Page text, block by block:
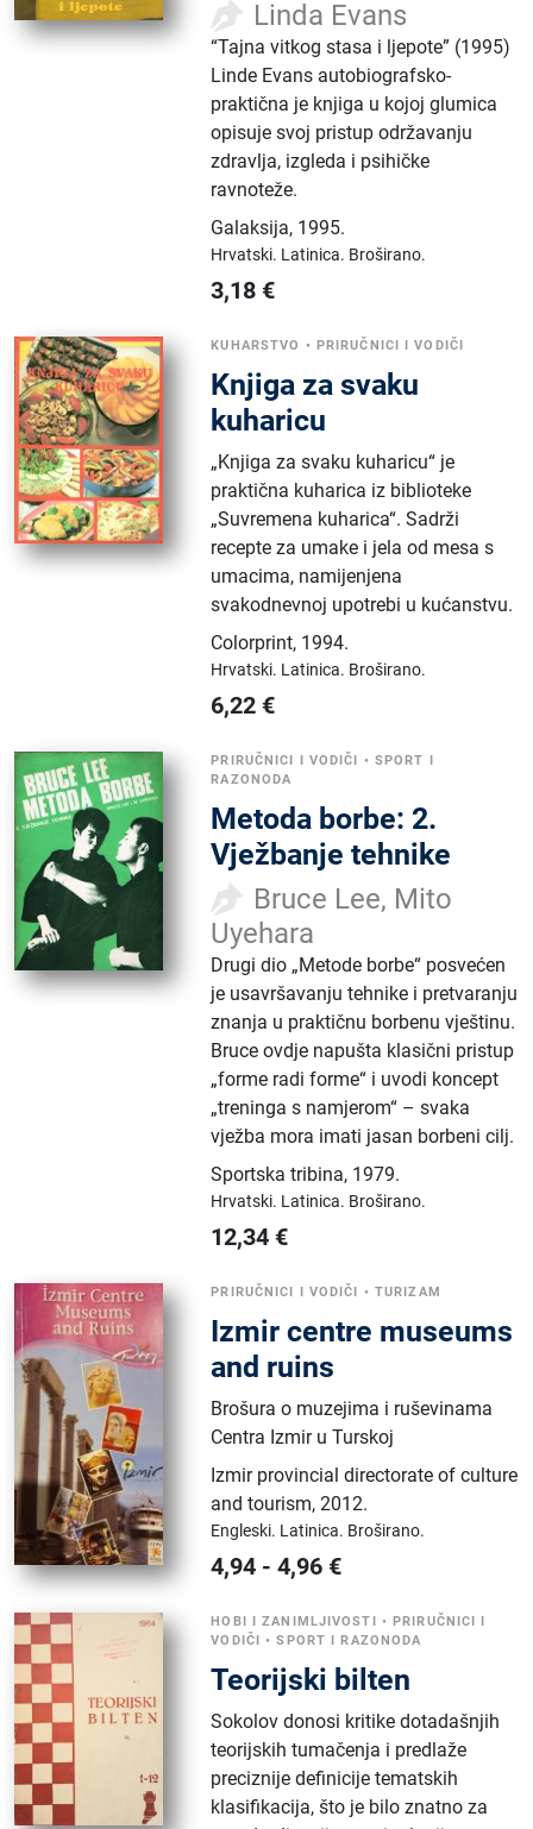
Linda Evans
“Tajna vitkog stasa i ljepote” (1995)
Linde Evans autobiografsko-
praktična je knjiga u kojoj glumica
opisuje svoj pristup održavanju
zdravlja, izgleda i psihičke
ravnoteže.
Galaksija, 1995.
Hrvatski. Latinica. Broširano.
3,18 €
KUHARSTVO • PRIRUČNICI I VODIČI
Knjiga za svaku
kuharicu
„Knjiga za svaku kuharicu“ je
praktična kuharica iz biblioteke
„Suvremena kuharica“. Sadrži
recepte za umake i jela od mesa s
umacima, namijenjena
svakodnevnoj upotrebi u kućanstvu.
Colorprint, 1994.
Hrvatski. Latinica. Broširano.
6,22 €
PRIRUČNICI I VODIČI • SPORT I
RAZONODA
Metoda borbe: 2.
Vježbanje tehnike
Bruce Lee, Mito
Uyehara
Drugi dio „Metode borbe“ posvećen
je usavršavanju tehnike i pretvaranju
znanja u praktičnu borbenu vještinu.
Bruce ovdje napušta klasični pristup
„forme radi forme“ i uvodi koncept
„treninga s namjerom“ – svaka
vježba mora imati jasan borbeni cilj.
Sportska tribina, 1979.
Hrvatski. Latinica. Broširano.
12,34 €
PRIRUČNICI I VODIČI • TURIZAM
Izmir centre museums
and ruins
Brošura o muzejima i ruševinama
Centra Izmir u Turskoj
Izmir provincial directorate of culture
and tourism,2012.
Engleski. Latinica. Broširano.
4,94 -4,96 €
HOBI I ZANIMLJIVOSTI •PRIRUČNICI I
VODIČI •SPORT I RAZONODA
Teorijski bilten
Sokolov donosi kritike dotadašnjih
teorijskih tumačenja i predlaže
preciznije definicije tematskih
klasifikacija, što je bilo znatno za